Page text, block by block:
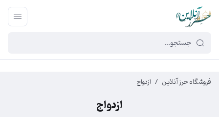
449f43cf-3da2-4422-bb12-2566cb5b8b05
فروشگاه حرز آنلاین / ازدواج
ازدواج